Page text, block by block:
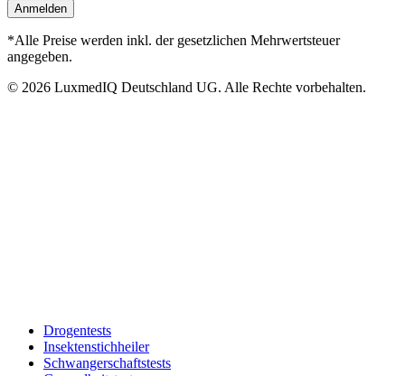
Anmelden
*Alle Preise werden inkl. der gesetzlichen Mehrwertsteuer
angegeben.
© 2026 LuxmedIQ Deutschland UG. Alle Rechte vorbehalten.
Drogentests
Insektenstichheiler
Schwangerschaftstests